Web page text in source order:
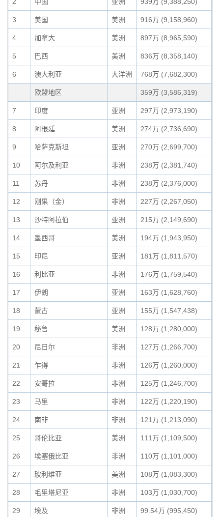
3 美国 美洲 916万 (9,158,960)
4 加拿大 美洲 897万 (8,965,590)
5 巴西 美洲 836万 (8,358,140)
6 澳大利亚 大洋洲 768万 (7,682,300)
欧盟地区 359万 (3,586,319)
7 印度 亚洲 297万 (2,973,190)
8 阿根廷 美洲 274万 (2,736,690)
9 哈萨克斯坦 亚洲 270万 (2,699,700)
10 阿尔及利亚 非洲 238万 (2,381,740)
11 苏丹 非洲 238万 (2,376,000)
12 刚果（金） 非洲 227万 (2,267,050)
13 沙特阿拉伯 亚洲 215万 (2,149,690)
14 墨西哥 美洲 194万 (1,943,950)
15 印尼 亚洲 181万 (1,811,570)
16 利比亚 非洲 176万 (1,759,540)
17 伊朗 亚洲 163万 (1,628,760)
18 蒙古 亚洲 155万 (1,547,438)
19 秘鲁 美洲 128万 (1,280,000)
20 尼日尔 非洲 127万 (1,266,700)
21 乍得 非洲 126万 (1,260,000)
22 安哥拉 非洲 125万 (1,246,700)
23 马里 非洲 122万 (1,220,190)
24 南非 非洲 121万 (1,213,090)
25 哥伦比亚 美洲 111万 (1,109,500)
26 埃塞俄比亚 非洲 110万 (1,101,000)
27 玻利维亚 美洲 108万 (1,083,300)
28 毛里塔尼亚 非洲 103万 (1,030,700)
29 埃及 非洲 99.54万 (995,450)